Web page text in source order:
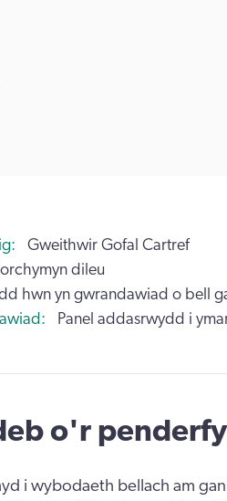
Gweithwir Gofal Cartref
dileu
hwn yn gwrandawiad o bell
Panel addasrwydd i
o'r
i wybodaeth bellach am